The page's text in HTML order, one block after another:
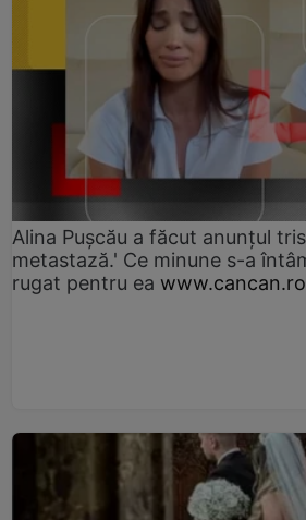
Alina Pușcău a făcut anunțul
metastază.' Ce minune s-a
rugat pentru ea www.cancan.ro